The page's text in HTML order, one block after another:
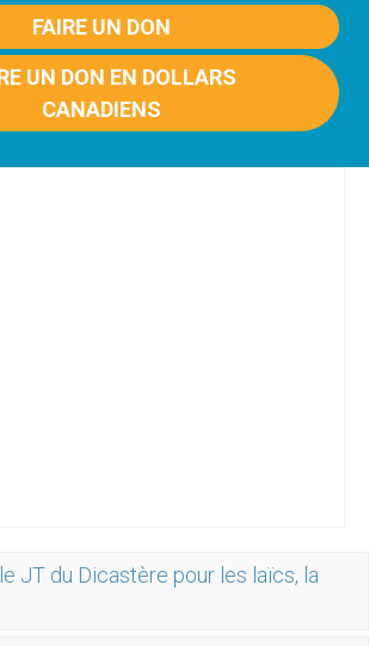
FAIRE UN DON
UN DON EN DOLLARS
CANADIENS
JT du Dicastère pour les laïcs, la